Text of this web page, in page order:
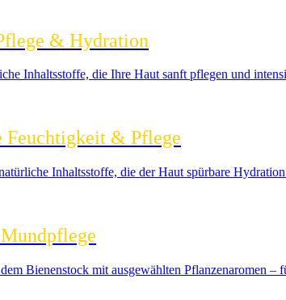
& Hydration
Inhaltsstoffe, die Ihre Haut sanft pflegen und
Feuchtigkeit & Pflege
Inhaltsstoffe, die der Haut spürbare
Bienenstock mit ausgewählten Pflanzenaromen –